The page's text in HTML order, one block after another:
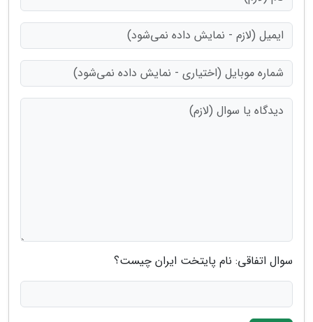
سوال اتفاقی: نام پایتخت ایران چیست؟